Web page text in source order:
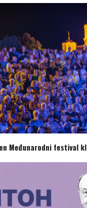
Međunarodni festival